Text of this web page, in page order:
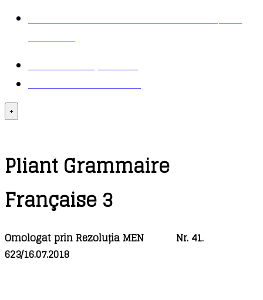
COMANDĂ TELEFONIC: 021 430 30 95 / 021
411 31 37
TRANSPORT ȘI PLATĂ
LOGIN – CONTUL MEU
+
Pliant Grammaire
Française 3
Omologat prin Rezoluția MEN Nr. 41.
623/16.07.2018